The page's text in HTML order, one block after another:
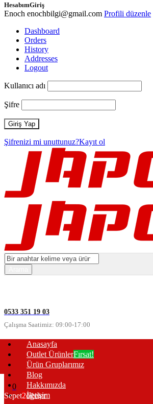
HesabımGiriş
Enoch enochbilgi@gmail.com Profili düzenle
Dashboard
Orders
History
Addresses
Logout
Kullanıcı adı
Şifre
Şifrenizi mi unuttunuz?Kayıt ol
0533 351 19 03
Çalışma Saatimiz: 09:00-17:00
Anasayfa
Outlet ÜrünlerFırsat!
Ürün Gruplarımız
Blog
Hakkımızda
İletişim
0
Sepet2öğeler